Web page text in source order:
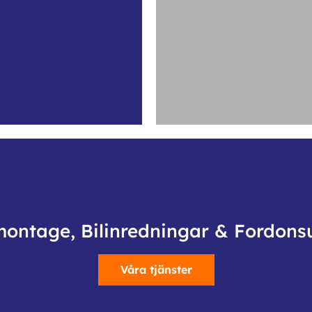
Bilinredningar &
Våra tjänster